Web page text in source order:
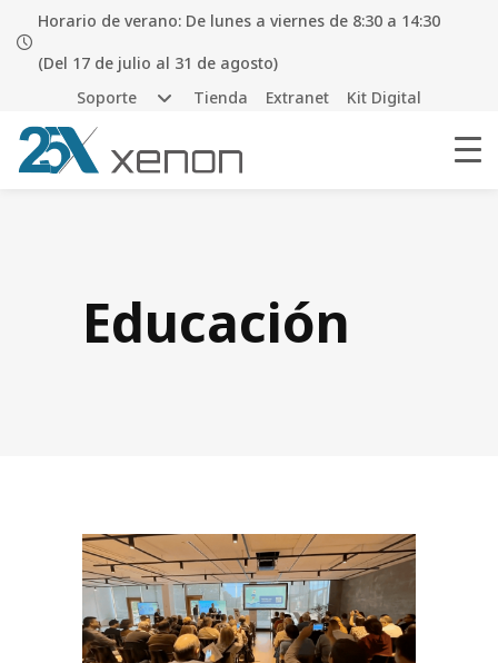
Horario de verano: De lunes a viernes de 8:30 a 14:30
(Del 17 de julio al 31 de agosto)
Soporte
Tienda Extranet Kit Digital
Educación